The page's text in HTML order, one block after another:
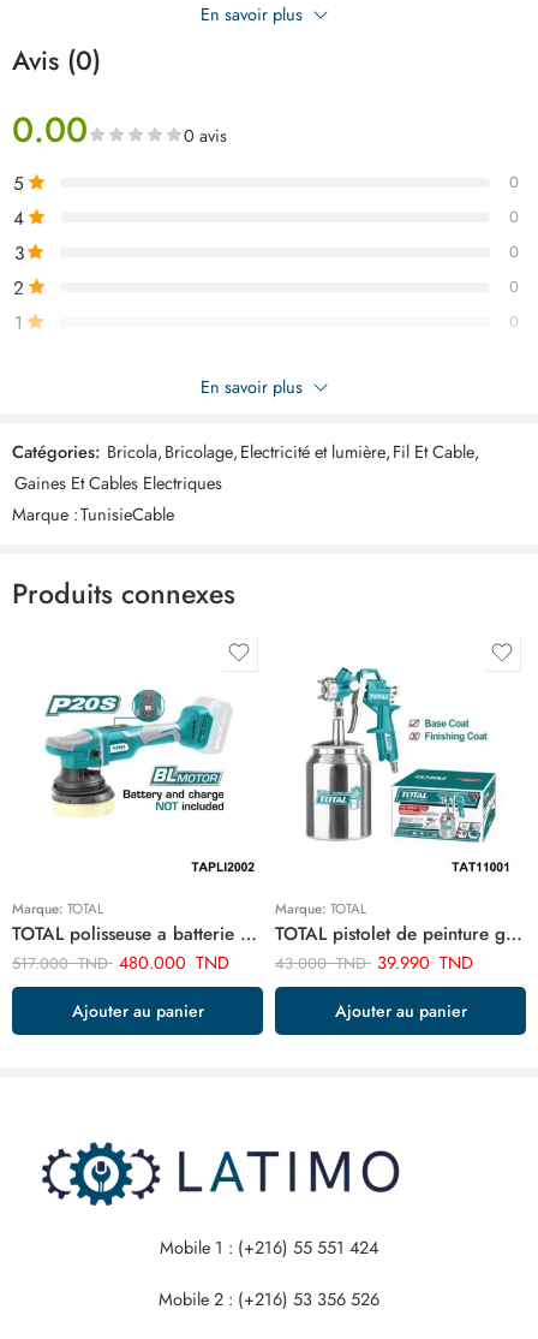
une fiabilité et une performance exceptionnelles.
En savoir plus
Avis (0)
0.00 0 avis
5 0
4 0
3 0
2 0
1 0
Soyez le premier à donner votre avis sur “Tunisie cable fil rigide
2.5 mm² – bobine 100 metres”
Commentaires
Il n'y a pas encore de critiques.
En savoir plus
Catégories: Bricola,Bricolage,Electricité et lumière,Fil Et Cable,
Gaines Et Cables Electriques
Marque :TunisieCable
Produits connexes
Marque: TOTAL
TOTAL polisseuse a batterie TAPLI2002
517.000TND 480.000 TND
Ajouter au panier
Marque: TOTAL
TOTAL pistolet de peinture goude bas 1.5 mm 1000cc TAT11001
43.000TND 39.990 TND
Ajouter au panier
Mobile 1 : (+216) 55 551 424
Mobile 2 : (+216) 53 356 526